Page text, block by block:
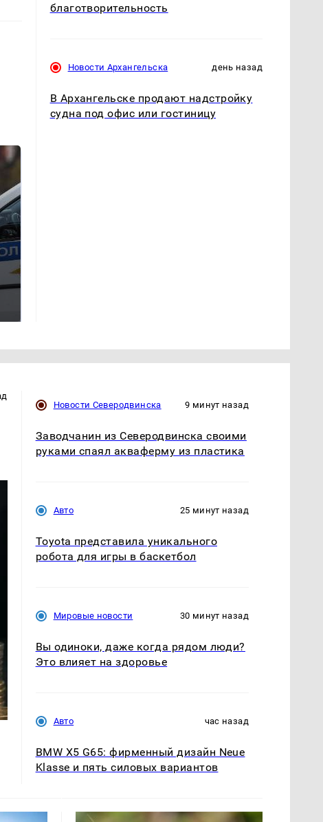
благотворительность
Новости Архангельска день назад
В Архангельске продают надстройку
судна под офис или гостиницу
Новости Северодвинска 9 минут назад
Заводчанин из Северодвинска своими
руками спаял акваферму из пластика
Авто 25 минут назад
Toyota представила уникального
робота для игры в баскетбол
Мировые новости 30 минут назад
Вы одиноки, даже когда рядом люди?
Это влияет на здоровье
Авто час назад
BMW X5 G65: фирменный дизайн Neue
Klasse и пять силовых вариантов